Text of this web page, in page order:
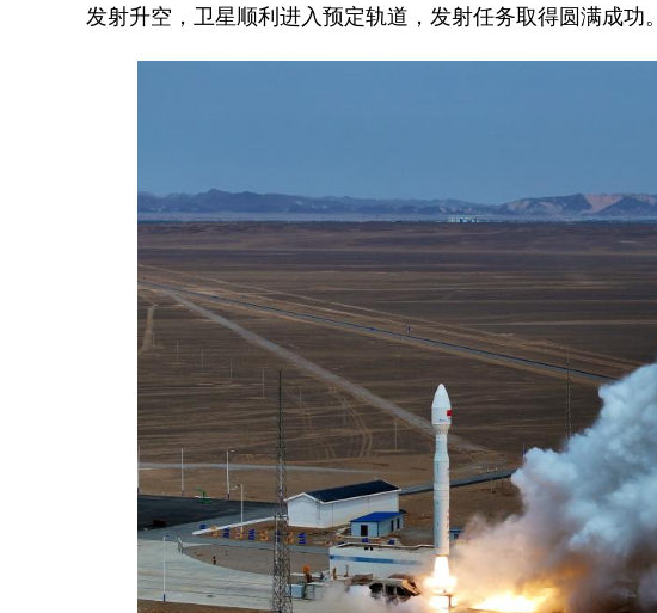
发射升空，卫星顺利进入预定轨道，发射任务取得圆满成功。